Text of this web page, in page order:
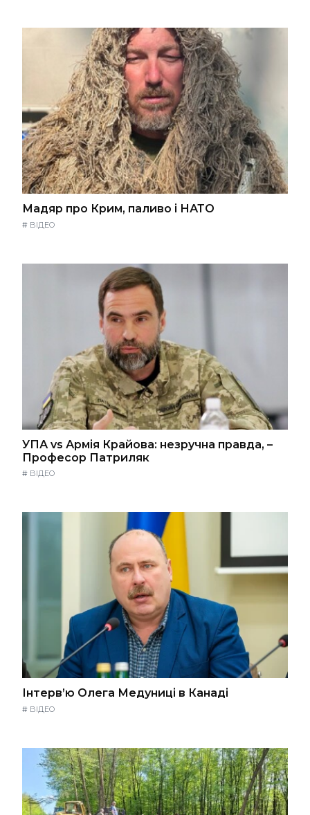
Мадяр про Крим, паливо і НАТО
# ВІДЕО
УПА vs Армія Крайова: незручна правда, –
Професор Патриляк
# ВІДЕО
Інтерв’ю Олега Медуниці в Канаді
# ВІДЕО